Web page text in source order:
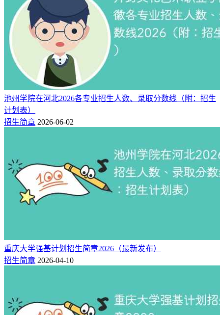
池州学院在河北2026各专业招生人数、录取分数线（附：招生
计划表）
招生简章 2026-06-02
重庆大学强基计划招生简章2026（最新发布）
招生简章 2026-04-10